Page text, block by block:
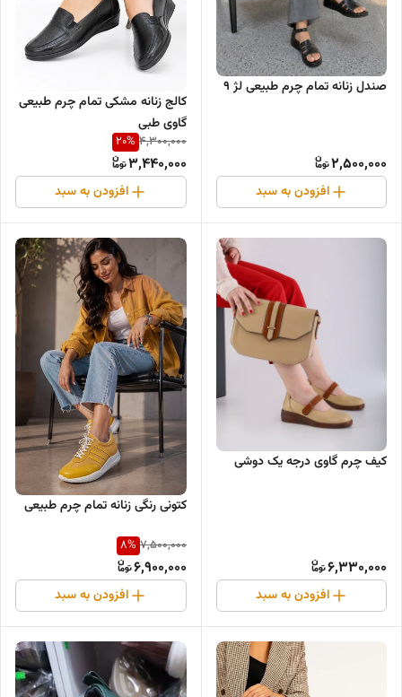
صندل زنانه تمام چرم طبیعی لژ ۹
2,500,000
افزودن به سبد
کالج زنانه مشکی تمام چرم طبیعی
گاوی طبی
4,300,000
20%
3,440,000
افزودن به سبد
کیف چرم گاوی درجه یک دوشی
6,330,000
افزودن به سبد
کتونی رنگی زنانه تمام چرم طبیعی
7,500,000
8%
6,900,000
افزودن به سبد